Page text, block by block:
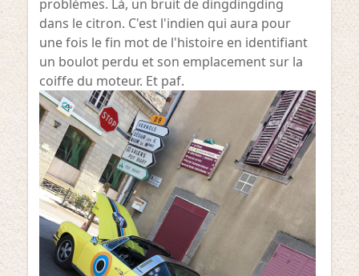
problèmes. Là, un bruit de dingdingding
dans le citron. C'est l'indien qui aura pour
une fois le fin mot de l'histoire en identifiant
un boulot perdu et son emplacement sur la
coiffe du moteur. Et paf.